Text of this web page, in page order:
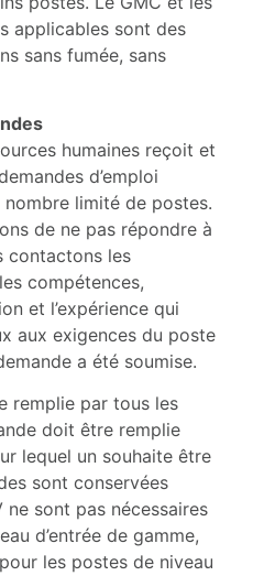
applicables sont des
sans fumée, sans
humaines reçoit et
d’emploi
limité de postes.
de ne pas répondre à
contactons les
compétences,
et l’expérience qui
aux exigences du poste
a été soumise.
remplie par tous les
doit être remplie
lequel un souhaite être
sont conservées
ne sont pas nécessaires
d’entrée de gamme,
les postes de niveau